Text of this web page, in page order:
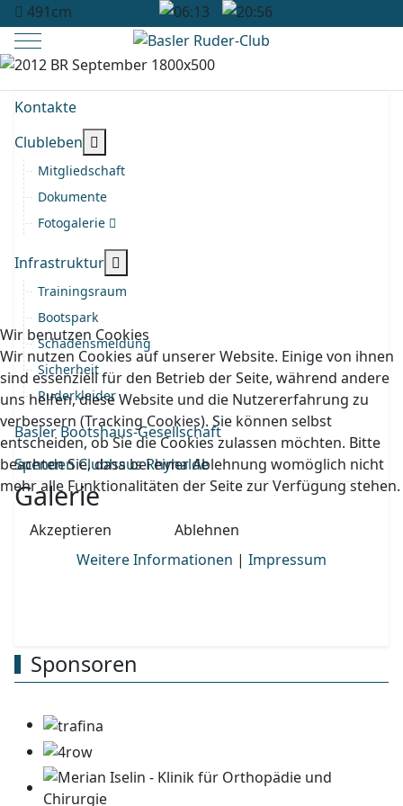
491cm 06:13
20:56
Mobile Menu Toggle
Kontakte
Clubleben
Mitgliedschaft
Dokumente
Fotogalerie
Infrastruktur
Trainingsraum
Bootspark
Schadensmeldung
Sicherheit
Ruderkleider
Basler Bootshaus-Gesellschaft
Spenden Clubhaus Rhyhalde
Galerie
Sponsoren
Wir benutzen Cookies
Wir nutzen Cookies auf unserer Website. Einige von ihnen
sind essenziell für den Betrieb der Seite, während andere
uns helfen, diese Website und die Nutzererfahrung zu
verbessern (Tracking Cookies). Sie können selbst
entscheiden, ob Sie die Cookies zulassen möchten. Bitte
beachten Sie, dass bei einer Ablehnung womöglich nicht
mehr alle Funktionalitäten der Seite zur Verfügung stehen.
Akzeptieren
Ablehnen
Weitere Informationen | Impressum